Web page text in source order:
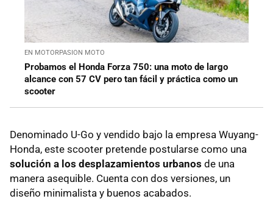
EN MOTORPASION MOTO
Probamos el Honda Forza 750: una moto de largo
alcance con 57 CV pero tan fácil y práctica como un
scooter
Denominado U-Go y vendido bajo la empresa Wuyang-
Honda, este scooter pretende postularse como una
solución a los desplazamientos urbanos de una
manera asequible. Cuenta con dos versiones, un
diseño minimalista y buenos acabados.